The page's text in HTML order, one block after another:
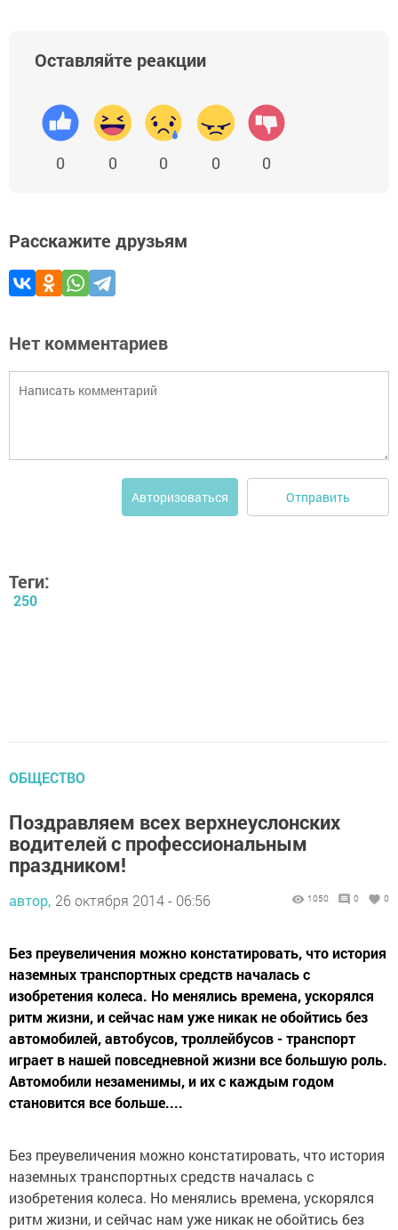
Оставляйте реакции
0 0 0 0 0
Расскажите друзьям
Нет комментариев
Авторизоваться Отправить
Теги:
250
ОБЩЕСТВО
Поздравляем всех верхнеуслонских
водителей с профессиональным
праздником!
автор, 26 октября 2014 - 06:56 1050 0 0
Без преувеличения можно констатировать, что история
наземных транспортных средств началась с
изобретения колеса. Но менялись времена, ускорялся
ритм жизни, и сейчас нам уже никак не обойтись без
автомобилей, автобусов, троллейбусов - транспорт
играет в нашей повседневной жизни все большую роль.
Автомобили незаменимы, и их с каждым годом
становится все больше....
Без преувеличения можно констатировать, что история
наземных транспортных средств началась с
изобретения колеса. Но менялись времена, ускорялся
ритм жизни, и сейчас нам уже никак не обойтись без